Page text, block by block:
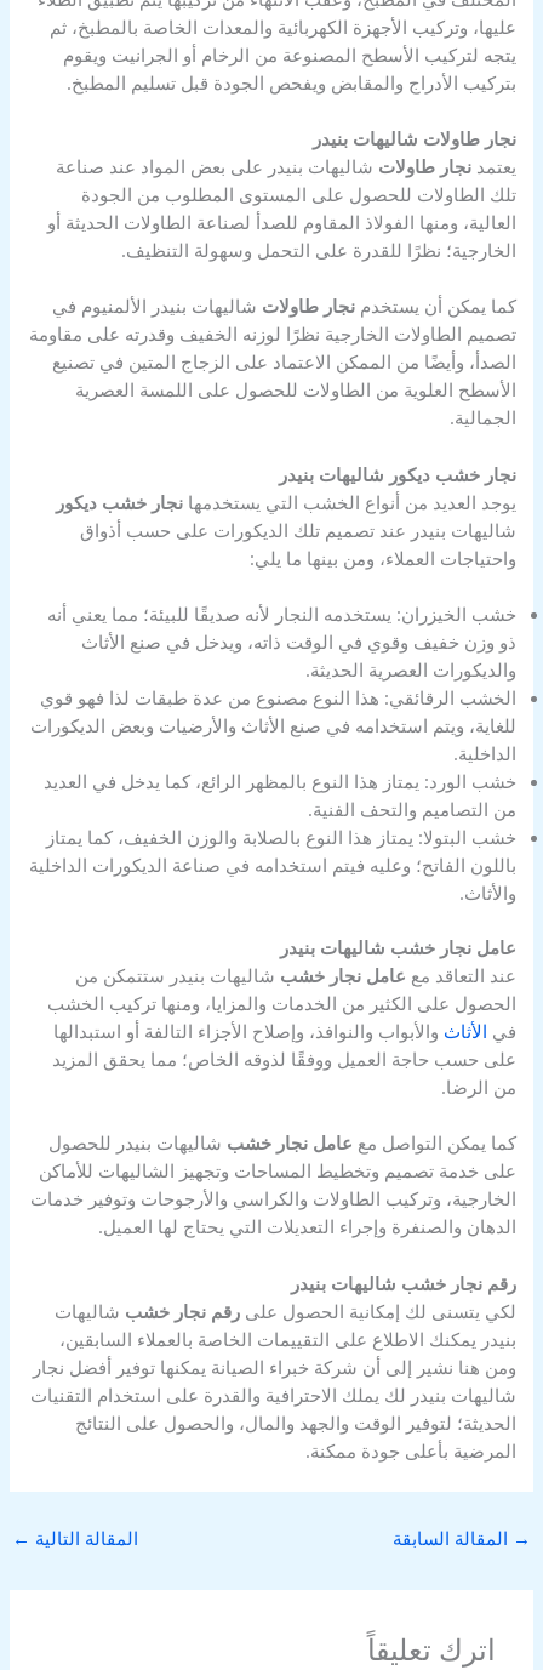
عليها، وتركيب الأجهزة الكهربائية والمعدات الخاصة بالمطبخ، ثم
يتجه لتركيب الأسطح المصنوعة من الرخام أو الجرانيت ويقوم
بتركيب الأدراج والمقابض ويفحص الجودة قبل تسليم المطبخ.
نجار طاولات شاليهات بنيدر
يعتمدنجار طاولات شاليهات بنيدر على بعض المواد عند صناعة
تلك الطاولات للحصول على المستوى المطلوب من الجودة
العالية، ومنها الفولاذ المقاوم للصدأ لصناعة الطاولات الحديثة أو
الخارجية؛ نظرًا للقدرة على التحمل وسهولة التنظيف.
كما يمكن أن يستخدمنجار طاولات شاليهات بنيدر الألمنيوم في
تصميم الطاولات الخارجية نظرًا لوزنه الخفيف وقدرته على مقاومة
الصدأ، وأيضًا من الممكن الاعتماد على الزجاج المتين في تصنيع
الأسطح العلوية من الطاولات للحصول على اللمسة العصرية
الجمالية.
نجار خشب ديكور شاليهات بنيدر
يوجد العديد من أنواع الخشب التي يستخدمهانجار خشب ديكور
شاليهات بنيدر عند تصميم تلك الديكورات على حسب أذواق
واحتياجات العملاء، ومن بينها ما يلي:
خشب الخيزران: يستخدمه النجار لأنه صديقًا للبيئة؛ مما يعني أنه
ذو وزن خفيف وقوي في الوقت ذاته، ويدخل في صنع الأثاث
والديكورات العصرية الحديثة.
الخشب الرقائقي: هذا النوع مصنوع من عدة طبقات لذا فهو قوي
للغاية، ويتم استخدامه في صنع الأثاث والأرضيات وبعض الديكورات
الداخلية.
خشب الورد: يمتاز هذا النوع بالمظهر الرائع، كما يدخل في العديد
من التصاميم والتحف الفنية.
خشب البتولا: يمتاز هذا النوع بالصلابة والوزن الخفيف، كما يمتاز
باللون الفاتح؛ وعليه فيتم استخدامه في صناعة الديكورات الداخلية
والأثاث.
عامل نجار خشب شاليهات بنيدر
عند التعاقد مع عامل نجار خشب شاليهات بنيدر ستتمكن من
الحصول على الكثير من الخدمات والمزايا، ومنها تركيب الخشب
في الأثاث والأبواب والنوافذ، وإصلاح الأجزاء التالفة أو استبدالها
على حسب حاجة العميل ووفقًا لذوقه الخاص؛ مما يحقق المزيد
من الرضا.
كما يمكن التواصل مع عامل نجار خشب شاليهات بنيدر للحصول
على خدمة تصميم وتخطيط المساحات وتجهيز الشاليهات للأماكن
الخارجية، وتركيب الطاولات والكراسي والأرجوحات وتوفير خدمات
الدهان والصنفرة وإجراء التعديلات التي يحتاج لها العميل.
رقم نجار خشب شاليهات بنيدر
لكي يتسنى لك إمكانية الحصول علىرقم نجار خشب شاليهات
بنيدر يمكنك الاطلاع على التقييمات الخاصة بالعملاء السابقين،
ومن هنا نشير إلى أن شركة خبراء الصيانة يمكنها توفير أفضل نجار
شاليهات بنيدر لك يملك الاحترافية والقدرة على استخدام التقنيات
الحديثة؛ لتوفير الوقت والجهد والمال، والحصول على النتائج
المرضية بأعلى جودة ممكنة.
→ المقالة السابقة المقالة التالية ←
اترك تعليقاً